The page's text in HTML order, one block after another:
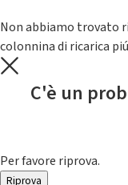
Non abbiamo trovato
colonnina di ricarica
C'è un
Per favore riprova.
Riprova